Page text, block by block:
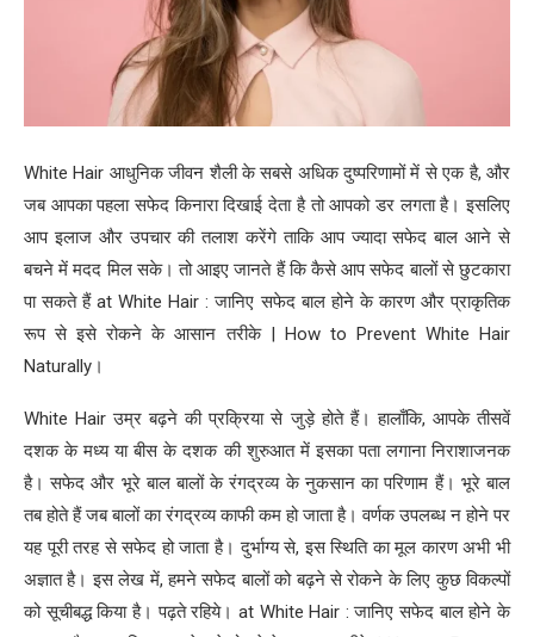
White Hair आधुनिक जीवन शैली के सबसे अधिक दुष्परिणामों में से एक है, और
जब आपका पहला सफेद किनारा दिखाई देता है तो आपको डर लगता है। इसलिए
आप इलाज और उपचार की तलाश करेंगे ताकि आप ज्यादा सफेद बाल आने से
बचने में मदद मिल सके। तो आइए जानते हैं कि कैसे आप सफेद बालों से छुटकारा
पा सकते हैं at White Hair : जानिए सफेद बाल होने के कारण और प्राकृतिक
रूप से इसे रोकने के आसान तरीके | How to Prevent White Hair
Naturally।
White Hair उम्र बढ़ने की प्रक्रिया से जुड़े होते हैं। हालाँकि, आपके तीसवें
दशक के मध्य या बीस के दशक की शुरुआत में इसका पता लगाना निराशाजनक
है। सफेद और भूरे बाल बालों के रंगद्रव्य के नुकसान का परिणाम हैं। भूरे बाल
तब होते हैं जब बालों का रंगद्रव्य काफी कम हो जाता है। वर्णक उपलब्ध न होने पर
यह पूरी तरह से सफेद हो जाता है। दुर्भाग्य से, इस स्थिति का मूल कारण अभी भी
अज्ञात है। इस लेख में, हमने सफेद बालों को बढ़ने से रोकने के लिए कुछ विकल्पों
को सूचीबद्ध किया है। पढ़ते रहिये। at White Hair : जानिए सफेद बाल होने के